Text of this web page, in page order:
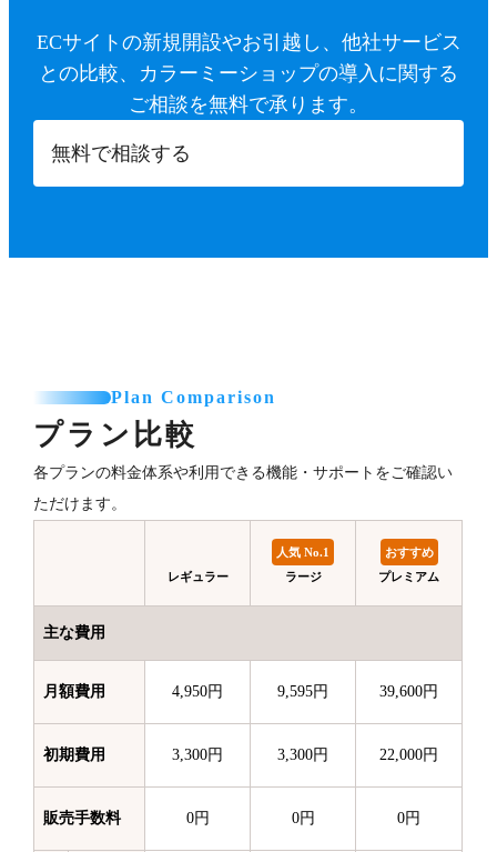
ECサイトの新規開設やお引越し、他社サービス
との比較、カラーミーショップの導入に関する
ご相談を無料で承ります。
無料で相談する
Plan Comparison
プラン比較
各プランの料金体系や利用できる機能・サポートをご確認い
ただけます。
レギュラー
人気 No.1
ラージ
おすすめ
プレミアム
主な費用
月額費用 4,950円 9,595円 39,600円
初期費用 3,300円 3,300円 22,000円
販売手数料 0円 0円 0円